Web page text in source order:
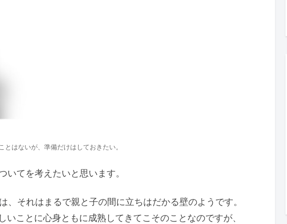
はないが、準備だけはしておきたい。
いてを考えたいと思います。
は、それはまるで親と子の間に立ちはだかる壁のようです。
いことに心身ともに成熟してきてこそのことなのですが、